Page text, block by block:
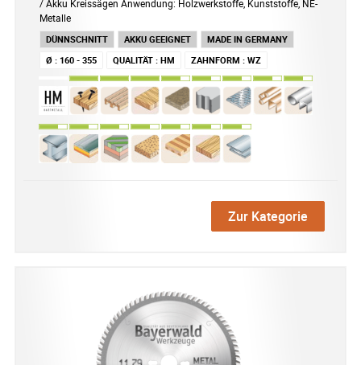
/ Akku Kreissägen Anwendung: Holzwerkstoffe, Kunststoffe, NE-
Metalle
DÜNNSCHNITT AKKU GEEIGNET
MADE IN GERMANY
Ø : 160 - 355 QUALITÄT : HM ZAHNFORM : WZ
Zur Kategorie